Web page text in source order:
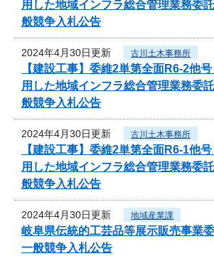
用した地域インフラ総合管理業務委
般競争入札公告
2024年4月30日更新 古川土木事務所
【建設工事】委維2単第全面R6-2
用した地域インフラ総合管理業務委
般競争入札公告
2024年4月30日更新 古川土木事務所
【建設工事】委維2単第全面R6-1
用した地域インフラ総合管理業務委
般競争入札公告
2024年4月30日更新 地域産業課
岐阜県伝統的工芸品等展示販売事業
一般競争入札公告